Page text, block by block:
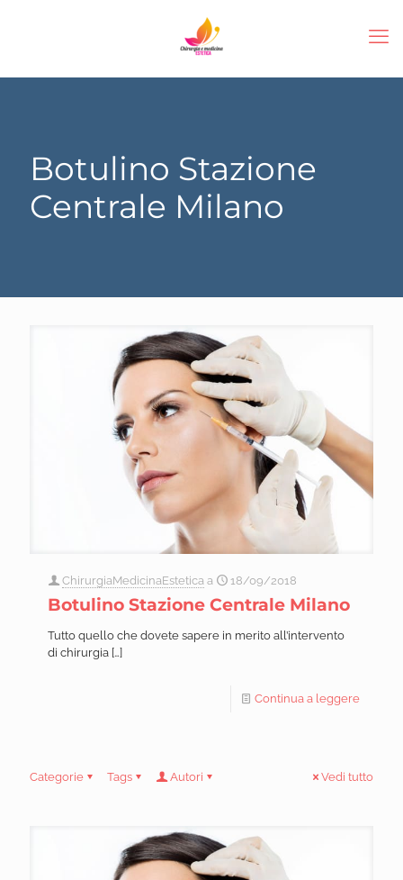
Botulino Stazione
Centrale Milano
ChirurgiaMedicinaEstetica a 18/09/2018
Botulino Stazione Centrale Milano
Tutto quello che dovete sapere in merito all’intervento
di chirurgia […]
Continua a leggere
Categorie Tags Autori Vedi tutto